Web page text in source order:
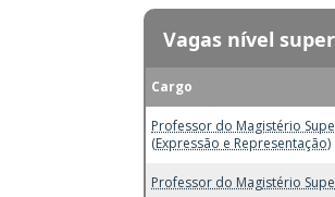
Vagas nível
Cargo
Professor do Magistério
(Expressão e Representação)
Professor do Magistério